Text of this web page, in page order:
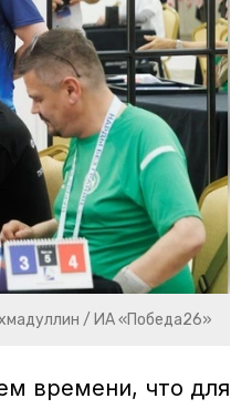
/ ИА «Победа26»
времени, что для